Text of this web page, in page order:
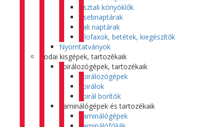
Asztali könyöklők
Zsebnaptárak
Fali naptárak
Filofaxok, betétek, kiegészítők
Nyomtatványok
Irodai kisgépek, tartozékaik
Spirálozógépek, tartozékaik
Spirálozógépek
Spirálok
Spirál borítók
Laminálógépek és tartozékaik
Laminálógépek